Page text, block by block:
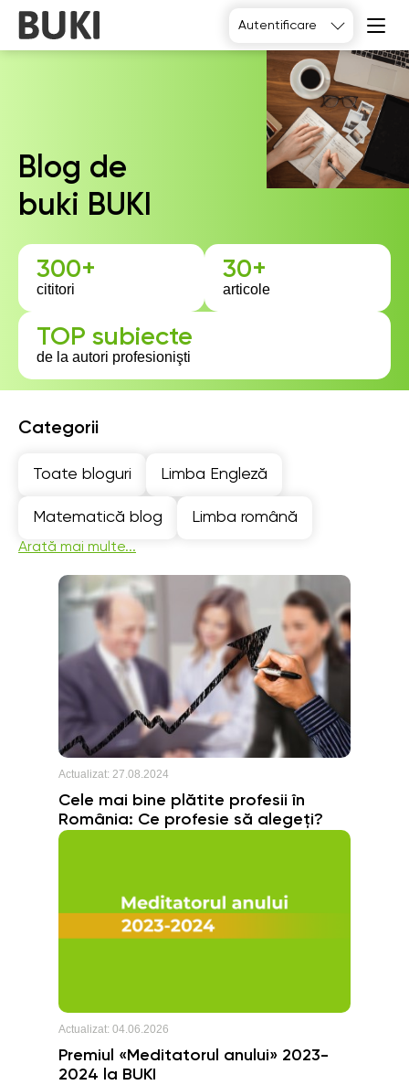
Autentificare
Blog de
buki BUKI
300+
cititori
30+
articole
TOP subiecte
de la autori profesionişti
Categorii
Toate bloguri Limba Engleză
Matematică blog Limba română
Arată mai multe...
Actualizat: 27.08.2024
Cele mai bine plătite profesii în
România: Ce profesie să alegeți?
Actualizat: 04.06.2026
Premiul «Meditatorul anului» 2023-
2024 la BUKI